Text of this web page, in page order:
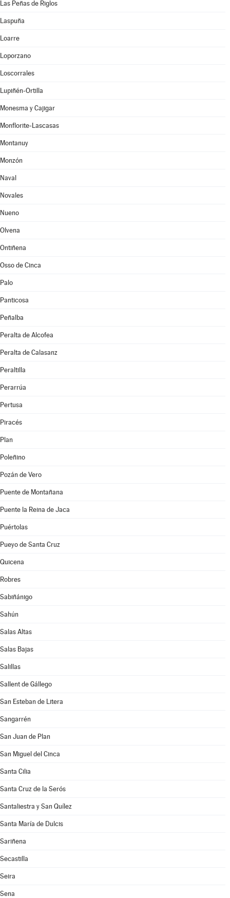
Las Peñas de Riglos
Laspuña
Loarre
Loporzano
Loscorrales
Lupiñén-Ortilla
Monesma y Cajigar
Monflorite-Lascasas
Montanuy
Monzón
Naval
Novales
Nueno
Olvena
Ontiñena
Osso de Cinca
Palo
Panticosa
Peñalba
Peralta de Alcofea
Peralta de Calasanz
Peraltilla
Perarrúa
Pertusa
Piracés
Plan
Poleñino
Pozán de Vero
Puente de Montañana
Puente la Reina de Jaca
Puértolas
Pueyo de Santa Cruz
Quicena
Robres
Sabiñánigo
Sahún
Salas Altas
Salas Bajas
Salillas
Sallent de Gállego
San Esteban de Litera
Sangarrén
San Juan de Plan
San Miguel del Cinca
Santa Cilia
Santa Cruz de la Serós
Santaliestra y San Quílez
Santa María de Dulcis
Sariñena
Secastilla
Seira
Sena